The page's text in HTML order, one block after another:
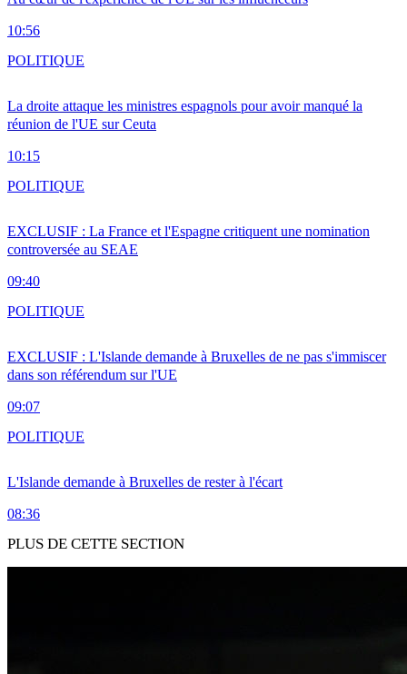
10:56
La droite attaque les ministres espagnols pour avoir manqué la
réunion de l'UE sur Ceuta
10:15
POLITIQUE
EXCLUSIF : La France et l'Espagne critiquent une nomination
controversée au SEAE
09:40
POLITIQUE
EXCLUSIF : L'Islande demande à Bruxelles de ne pas s'immiscer
dans son référendum sur l'UE
09:07
POLITIQUE
L'Islande demande à Bruxelles de rester à l'écart
08:36
POLITIQUE
PLUS DE CETTE SECTION